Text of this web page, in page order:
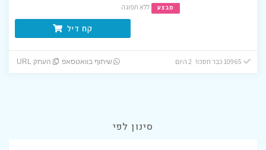
מבצע ללא תפוגה
קח דיל
שיתוף בוואטסאפ העתק URL
סינון לפי